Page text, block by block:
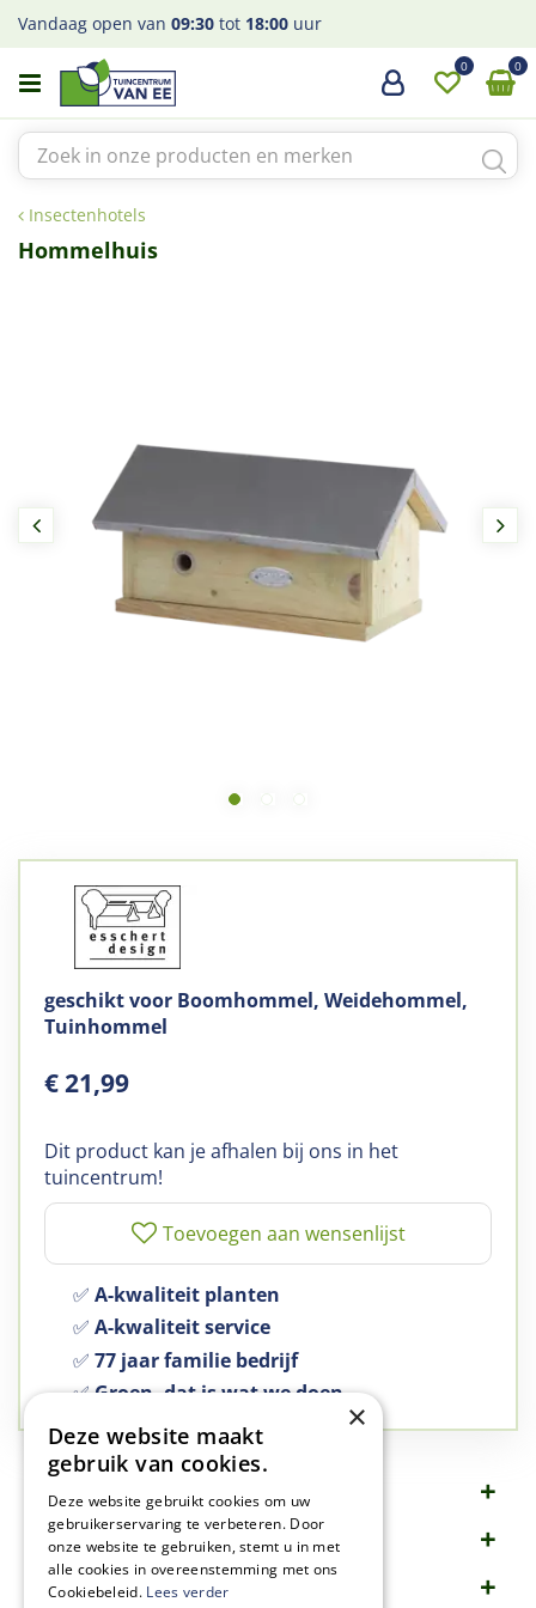
a
Insectenhotels
Vandaag open van 09:30 tot 18:00 uur
Hommelhuis
geschikt voor Boomhommel, Weidehommel,
Tuinhommel
€21,99
Dit product kan je afhalen bij ons in het
tuincentrum!
✅ A-kwaliteit planten
✅ A-kwaliteit service
✅ 77 jaar familie bedrijf
✅Groen, dat is wat we doen
Omschrijving
Specificaties
Merk
×
Deze website maakt
gebruik van cookies.
Deze website gebruikt cookies om uw
gebruikerservaring te verbeteren. Door
onze website te gebruiken, stemt u in met
alle cookies in overeenstemming met ons
Cookiebeleid. Lees verder